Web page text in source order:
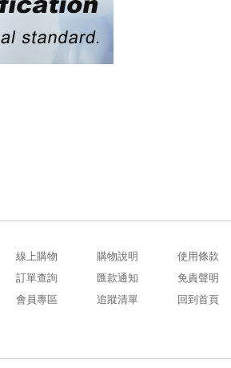
線上購物
訂單查詢
會員專區
購物說明
匯款通知
追蹤清單
使用條款
免責聲明
回到首頁